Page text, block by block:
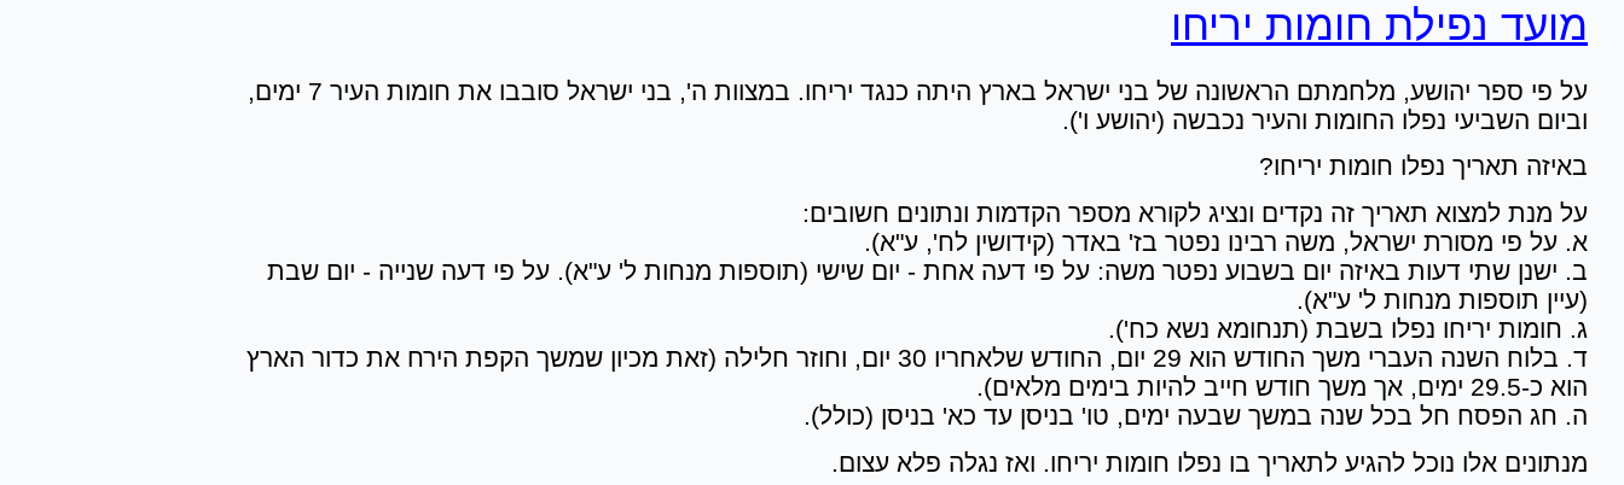
מועד נפילת חומות יריחו
על פי ספר יהושע, מלחמתם הראשונה של בני ישראל בארץ היתה כנגד יריחו. במצוות ה', בני ישראל סובבו את חומות העיר 7 ימים,
וביום השביעי נפלו החומות והעיר נכבשה (יהושע ו').
באיזה תאריך נפלו חומות יריחו?
על מנת למצוא תאריך זה נקדים ונציג לקורא מספר הקדמות ונתונים חשובים:
א. על פי מסורת ישראל, משה רבינו נפטר בז' באדר (קידושין לח', ע"א).
ב. ישנן שתי דעות באיזה יום בשבוע נפטר משה: על פי דעה אחת - יום שישי (תוספות מנחות ל' ע"א). על פי דעה שנייה - יום שבת
(עיין תוספות מנחות ל' ע"א).
ג. חומות יריחו נפלו בשבת (תנחומא נשא כח').
ד. בלוח השנה העברי משך החודש הוא 29 יום, החודש שלאחריו 30 יום, וחוזר חלילה (זאת מכיון שמשך הקפת הירח את כדור הארץ
הוא כ-29.5 ימים, אך משך חודש חייב להיות בימים מלאים).
ה. חג הפסח חל בכל שנה במשך שבעה ימים, טו' בניסן עד כא' בניסן (כולל).
מנתונים אלו נוכל להגיע לתאריך בו נפלו חומות יריחו. ואז נגלה פלא עצום.